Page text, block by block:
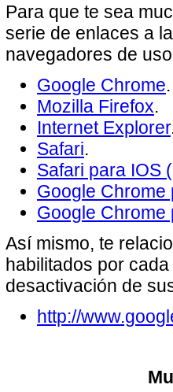
Para que te sea
serie de enlaces a
navegadores de
Google Chrome.
Mozilla Firefox.
Internet Explorer
Safari.
Safari para IOS
Google Chrome
Google Chrome
Así mismo, te
habilitados por
desactivación de
http://